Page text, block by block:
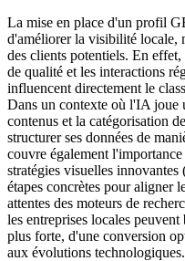
La mise en place d'un profil
d'améliorer la visibilité locale,
des clients potentiels. En
de qualité et les interactions
influencent directement le
Dans un contexte où l'IA joue
contenus et la catégorisation
structurer ses données de
couvre également
stratégies visuelles
étapes concrètes pour aligner
attentes des moteurs de
les entreprises locales
plus forte, d'une conversion
aux évolutions technologiques.